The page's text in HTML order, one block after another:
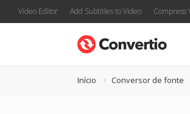
Video Editor Add Subtitles to Video Compress
Início Conversor de fonte